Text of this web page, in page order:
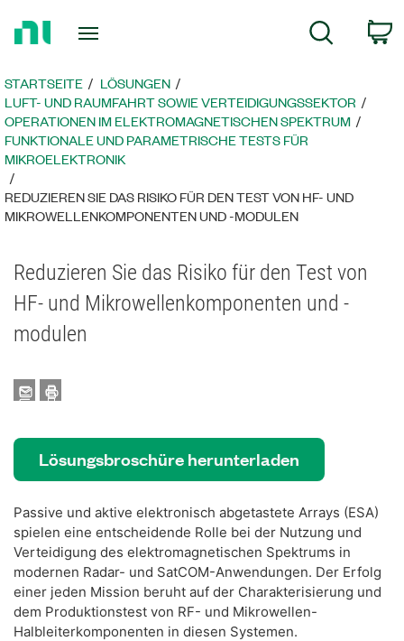
zur
Suche
STARTSEITE
LÖSUNGEN
LUFT- UND RAUMFAHRT SOWIE VERTEIDIGUNGSSEKTOR
OPERATIONEN IM ELEKTROMAGNETISCHEN SPEKTRUM
FUNKTIONALE UND PARAMETRISCHE TESTS FÜR
MIKROELEKTRONIK
REDUZIEREN SIE DAS RISIKO FÜR DEN TEST VON HF- UND
MIKROWELLENKOMPONENTEN UND -MODULEN
Reduzieren Sie das Risiko für den Test von
HF- und Mikrowellenkomponenten und -
modulen
Lösungsbroschüre herunterladen
Passive und aktive elektronisch abgetastete Arrays (ESA)
spielen eine entscheidende Rolle bei der Nutzung und
Verteidigung des elektromagnetischen Spektrums in
modernen Radar- und SatCOM-Anwendungen. Der Erfolg
einer jeden Mission beruht auf der Charakterisierung und
dem Produktionstest von RF- und Mikrowellen-
Halbleiterkomponenten in diesen Systemen.